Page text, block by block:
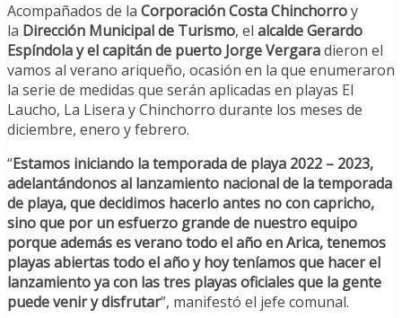
Acompañados de la Corporación Costa Chinchorroy
la Dirección Municipal de Turismo, el alcalde Gerardo
Espíndola y el capitán de puerto Jorge Vergaradieron el
vamos al verano ariqueño, ocasión en la que enumeraron
la serie de medidas que serán aplicadas en playas El
Laucho, La Lisera y Chinchorro durante los meses de
diciembre, enero y febrero.
“Estamos iniciando la temporada de playa 2022 – 2023,
adelantándonos al lanzamiento nacional de la temporada
de playa, que decidimos hacerlo antes no con capricho,
sino que por un esfuerzo grande de nuestro equipo
porque además es verano todo el año en Arica, tenemos
playas abiertas todo el año y hoy teníamos que hacer el
lanzamiento ya con las tres playas oficiales que la gente
puede venir y disfrutar”, manifestó el jefe comunal.